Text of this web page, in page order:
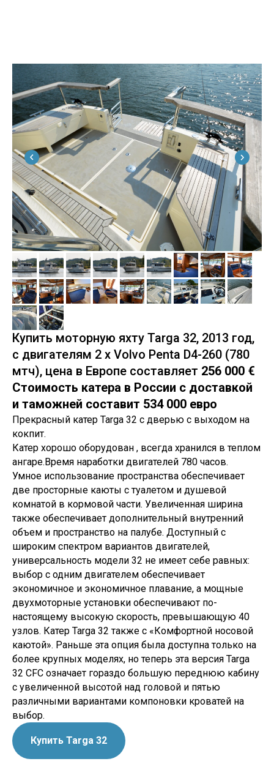
Купить моторную яхту Targa 32, 2013 год,
c двигателям 2 х Volvo Penta D4-260 (780
мтч), цена в Европе составляет 256 000 €
Стоимость катера в России с доставкой
и таможней составит 534 000 евро
Прекрасный катер Targa 32 с дверью с выходом на
кокпит.
Катер хорошо оборудован , всегда хранился в теплом
ангаре.Время наработки двигателей 780 часов.
Умное использование пространства обеспечивает
две просторные каюты с туалетом и душевой
комнатой в кормовой части. Увеличенная ширина
также обеспечивает дополнительный внутренний
объем и пространство на палубе. Доступный с
широким спектром вариантов двигателей,
универсальность модели 32 не имеет себе равных:
выбор с одним двигателем обеспечивает
экономичное и экономичное плавание, а мощные
двухмоторные установки обеспечивают по-
настоящему высокую скорость, превышающую 40
узлов. Катер Targa 32 также с «Комфортной носовой
каютой». Раньше эта опция была доступна только на
более крупных моделях, но теперь эта версия Targa
32 CFC означает гораздо большую переднюю кабину
с увеличенной высотой над головой и пятью
различными вариантами компоновки кроватей на
выбор.
Купить Targa 32